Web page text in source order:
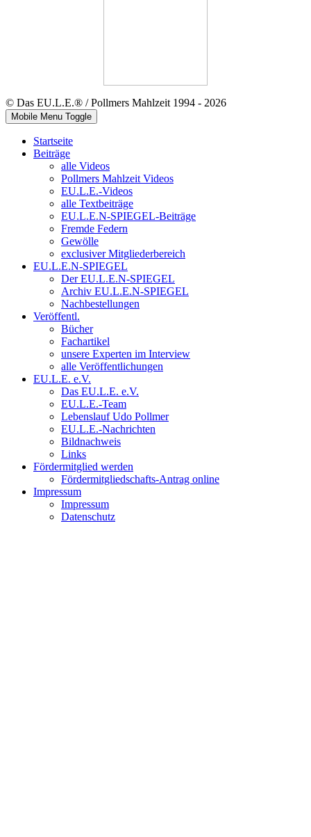
© Das EU.L.E.® / Pollmers Mahlzeit 1994 - 2026
Mobile Menu Toggle
Startseite
Beiträge
alle Videos
Pollmers Mahlzeit Videos
EU.L.E.-Videos
alle Textbeiträge
EU.L.E.N-SPIEGEL-Beiträge
Fremde Federn
Gewölle
exclusiver Mitgliederbereich
EU.L.E.N-SPIEGEL
Der EU.L.E.N-SPIEGEL
Archiv EU.L.E.N-SPIEGEL
Nachbestellungen
Veröffentl.
Bücher
Fachartikel
unsere Experten im Interview
alle Veröffentlichungen
EU.L.E. e.V.
Das EU.L.E. e.V.
EU.L.E.-Team
Lebenslauf Udo Pollmer
EU.L.E.-Nachrichten
Bildnachweis
Links
Fördermitglied werden
Fördermitgliedschafts-Antrag online
Impressum
Impressum
Datenschutz